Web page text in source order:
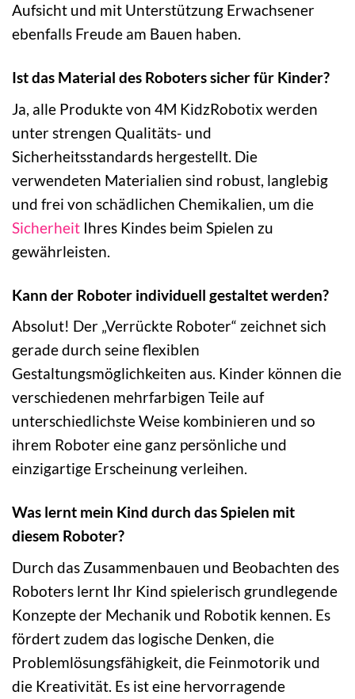
Aufsicht und mit Unterstützung Erwachsener
ebenfalls Freude am Bauen haben.
Ist das Material des Roboters sicher für Kinder?
Ja, alle Produkte von 4M KidzRobotix werden
unter strengen Qualitäts- und
Sicherheitsstandards hergestellt. Die
verwendeten Materialien sind robust, langlebig
und frei von schädlichen Chemikalien, um die
Sicherheit Ihres Kindes beim Spielen zu
gewährleisten.
Kann der Roboter individuell gestaltet werden?
Absolut! Der „Verrückte Roboter“ zeichnet sich
gerade durch seine flexiblen
Gestaltungsmöglichkeiten aus. Kinder können die
verschiedenen mehrfarbigen Teile auf
unterschiedlichste Weise kombinieren und so
ihrem Roboter eine ganz persönliche und
einzigartige Erscheinung verleihen.
Was lernt mein Kind durch das Spielen mit
diesem Roboter?
Durch das Zusammenbauen und Beobachten des
Roboters lernt Ihr Kind spielerisch grundlegende
Konzepte der Mechanik und Robotik kennen. Es
fördert zudem das logische Denken, die
Problemlösungsfähigkeit, die Feinmotorik und
die Kreativität. Es ist eine hervorragende